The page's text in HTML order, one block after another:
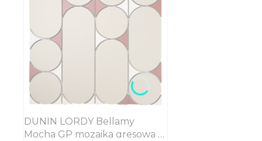
DUNIN LORDY Bellamy
Mocha GP mozaika gresowa w